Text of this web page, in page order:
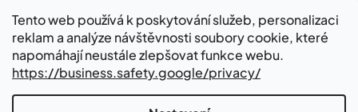
Tento web používá k poskytování služeb, personalizaci
reklam a analýze návštěvnosti soubory cookie, které
napomáhají neustále zlepšovat funkce webu.
https://business.safety.google/privacy/
Blog
Kontakty
Kde nás najdete